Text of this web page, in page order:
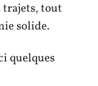
trajets, tout
solide.
quelques